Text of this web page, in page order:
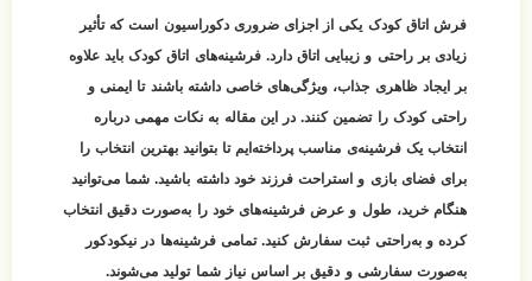
فرش اتاق کودک یکی از اجزای ضروری دکوراسیون است که تأثیر
زیادی بر راحتی و زیبایی اتاق دارد. فرشینه‌های اتاق کودک باید علاوه
بر ایجاد ظاهری جذاب، ویژگی‌های خاصی داشته باشند تا ایمنی و
راحتی کودک را تضمین کنند. در این مقاله به نکات مهمی درباره
انتخاب یک فرشینه‌ی مناسب پرداخته‌ایم تا بتوانید بهترین انتخاب را
برای فضای بازی و استراحت فرزند خود داشته باشید. شما می‌توانید
هنگام خرید، طول و عرض فرشینه‌های خود را به‌صورت دقیق انتخاب
کرده و به‌راحتی ثبت سفارش کنید. تمامی فرشینه‌ها در نیکودکور
به‌صورت سفارشی و دقیق بر اساس نیاز شما تولید می‌شوند.